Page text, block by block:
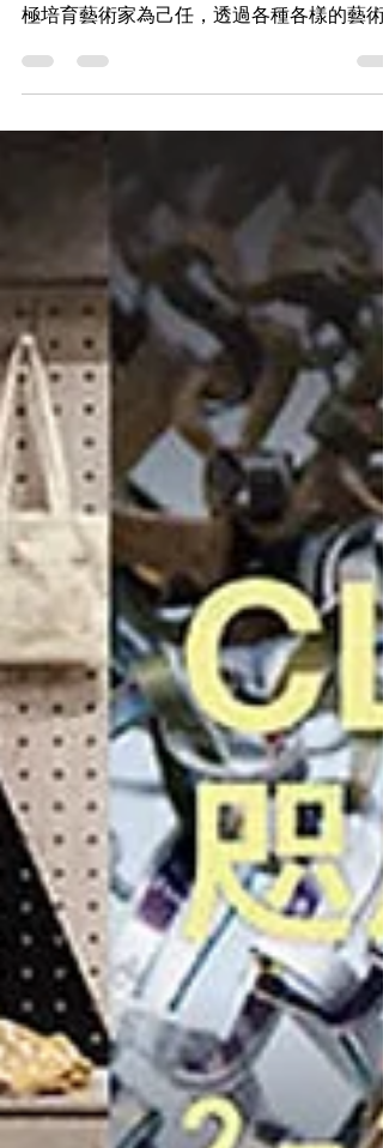
混合媒體藝術展覽｜公共藝術｜探索香港現
極培育藝術家為己任，透過各種各樣的藝術
動和項目，包括藝術展覽、社區藝術工作坊
及舉辦藝術比賽等等，推廣藝術的價值，讓
港藝術中心舉辦各種精彩紛呈的展覽，...